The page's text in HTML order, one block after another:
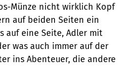
Münze nicht wirklich Kopf
auf beiden Seiten ein
auf eine Seite, Adler mit
was auch immer auf der
ins Abenteuer, die andere